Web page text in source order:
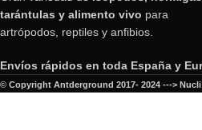
tarántulas y alimento vivo para
artrópodos, reptiles y anfibios.
Envíos rápidos en toda España y
© Copyright Antderground 2017- 2024 ---> Nucli